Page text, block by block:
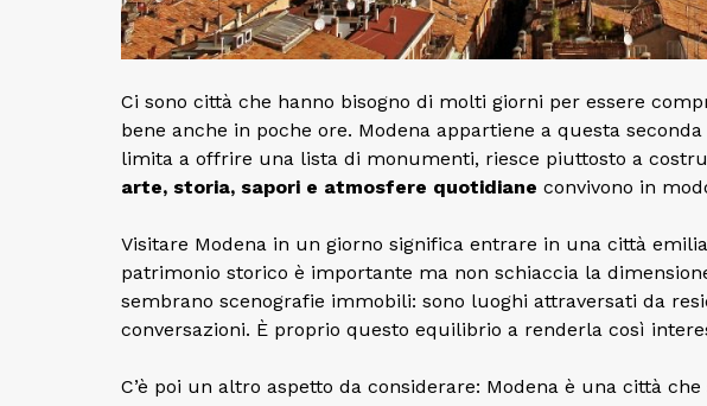
Ci sono città che hanno bisogno di molti giorni per essere
bene anche in poche ore. Modena appartiene a questa
limita a offrire una lista di monumenti, riesce piuttosto a
arte, storia, sapori e atmosfere quotidiane convivono in
Visitare Modena in un giorno significa entrare in una città
patrimonio storico è importante ma non schiaccia la
sembrano scenografie immobili: sono luoghi attraversati da
conversazioni. È proprio questo equilibrio a renderla così
C’è poi un altro aspetto da considerare: Modena è una città